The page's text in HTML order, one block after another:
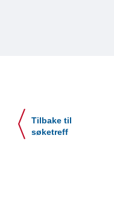
Tilbake til
søketreff